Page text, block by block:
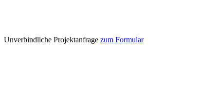
Unverbindliche Projektanfrage zum Formular